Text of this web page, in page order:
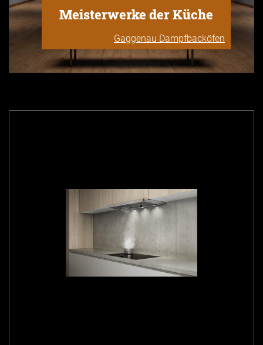
Meisterwerke der Küche
Gaggenau Dampfbacköfen